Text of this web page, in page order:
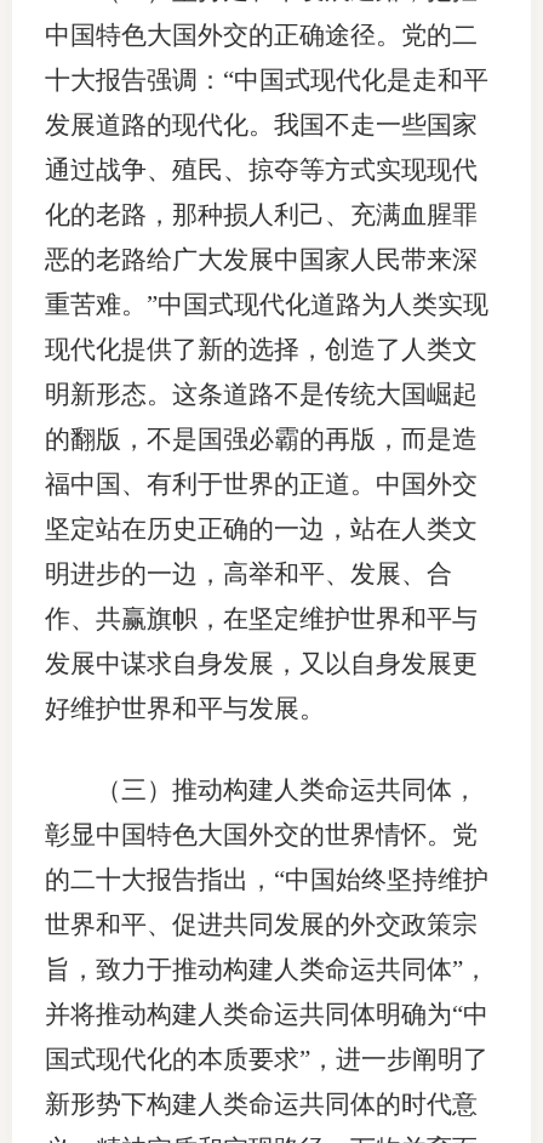
中国特色大国外交的正确途径。党的二
十大报告强调：“中国式现代化是走和平
发展道路的现代化。我国不走一些国家
通过战争、殖民、掠夺等方式实现现代
化的老路，那种损人利己、充满血腥罪
恶的老路给广大发展中国家人民带来深
重苦难。”中国式现代化道路为人类实现
现代化提供了新的选择，创造了人类文
明新形态。这条道路不是传统大国崛起
的翻版，不是国强必霸的再版，而是造
福中国、有利于世界的正道。中国外交
坚定站在历史正确的一边，站在人类文
明进步的一边，高举和平、发展、合
作、共赢旗帜，在坚定维护世界和平与
发展中谋求自身发展，又以自身发展更
好维护世界和平与发展。
（三）推动构建人类命运共同体，
彰显中国特色大国外交的世界情怀。党
的二十大报告指出，“中国始终坚持维护
世界和平、促进共同发展的外交政策宗
旨，致力于推动构建人类命运共同体”，
并将推动构建人类命运共同体明确为“中
国式现代化的本质要求”，进一步阐明了
新形势下构建人类命运共同体的时代意